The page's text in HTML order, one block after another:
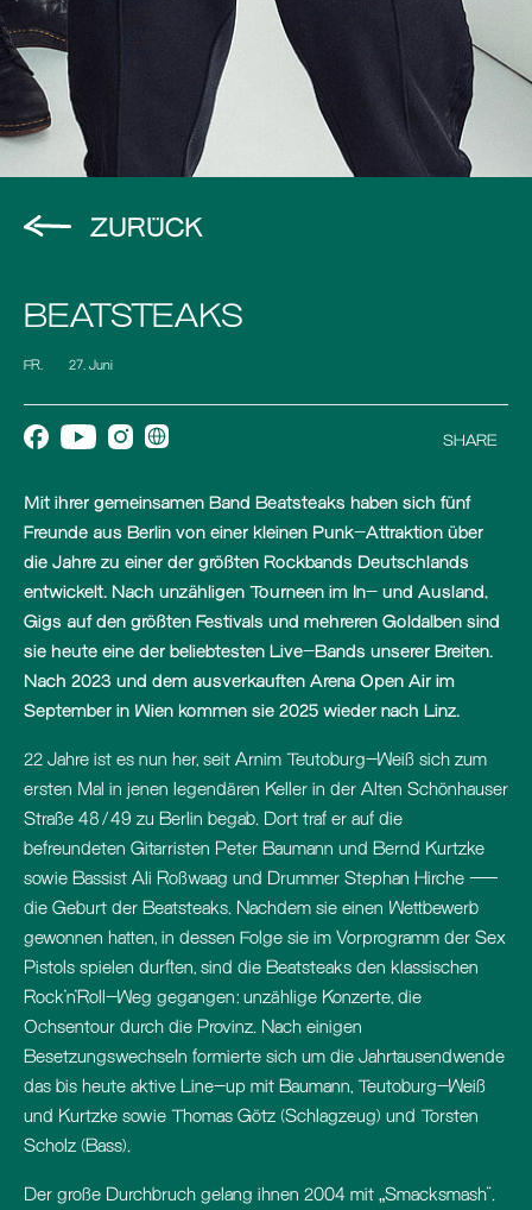
ZURÜCK
BEATSTEAKS
FR. 27. Juni
SHARE
Mit ihrer gemeinsamen Band Beatsteaks haben sich fünf
Freunde aus Berlin von einer kleinen Punk-Attraktion über
die Jahre zu einer der größten Rockbands Deutschlands
entwickelt. Nach unzähligen Tourneen im In- und Ausland,
Gigs auf den größten Festivals und mehreren Goldalben sind
sie heute eine der beliebtesten Live-Bands unserer Breiten.
Nach 2023 und dem ausverkauften Arena Open Air im
September in Wien kommen sie 2025 wieder nach Linz.
22 Jahre ist es nun her, seit Arnim Teutoburg-Weiß sich zum
ersten Mal in jenen legendären Keller in der Alten Schönhauser
Straße 48/49 zu Berlin begab. Dort traf er auf die
befreundeten Gitarristen Peter Baumann und Bernd Kurtzke
sowie Bassist Ali Roßwaag und Drummer Stephan Hirche –
die Geburt der Beatsteaks. Nachdem sie einen Wettbewerb
gewonnen hatten, in dessen Folge sie im Vorprogramm der Sex
Pistols spielen durften, sind die Beatsteaks den klassischen
Rock’n’Roll-Weg gegangen: unzählige Konzerte, die
Ochsentour durch die Provinz. Nach einigen
Besetzungswechseln formierte sich um die Jahrtausendwende
das bis heute aktive Line-up mit Baumann, Teutoburg-Weiß
und Kurtzke sowie Thomas Götz (Schlagzeug) und Torsten
Scholz (Bass).
Der große Durchbruch gelang ihnen 2004 mit „Smacksmash“.